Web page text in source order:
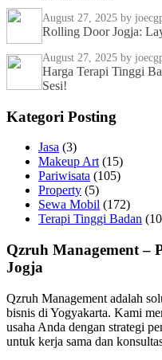
August 27, 2025 by
Rolling Door Jogja:
August 27, 2025 by
Harga Terapi Tinggi
Sesi!
Kategori Posting
Jasa (3)
Makeup Art (15)
Pariwisata (105)
Property (5)
Sewa Mobil (172)
Terapi Tinggi Badan
Qzruh Management –
Jogja
Qzruh Management adalah
bisnis di Yogyakarta. Kami
usaha Anda dengan strategi
untuk kerja sama dan